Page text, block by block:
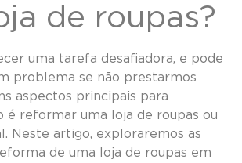
de roupas?
uma tarefa desafiadora, e pode
problema se não prestarmos
aspectos principais para
é reformar uma loja de roupas ou
Neste artigo, exploraremos as
de uma loja de roupas em